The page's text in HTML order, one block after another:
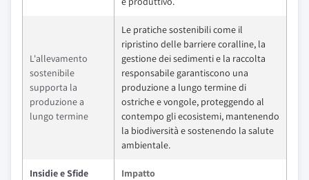
L'allevamento
sostenibile
supporta la
produzione a
lungo termine
Le pratiche sostenibili come il
ripristino delle barriere coralline, la
gestione dei sedimenti e la raccolta
responsabile garantiscono una
produzione a lungo termine di
ostriche e vongole, proteggendo al
contempo gli ecosistemi, mantenendo
la biodiversità e sostenendo la salute
ambientale.
Insidie e Sfide Impatto